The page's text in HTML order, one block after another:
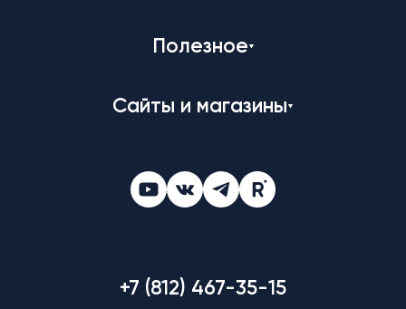
Полезное
Сайты и магазины
+7 (812) 467-35-15